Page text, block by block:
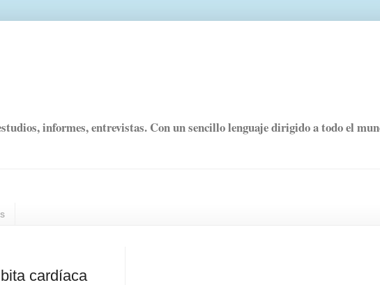
informes, entrevistas. Con un sencillo lenguaje dirigido a todo el
cardíaca